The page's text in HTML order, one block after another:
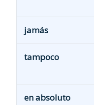
jamás
tampoco
en absoluto